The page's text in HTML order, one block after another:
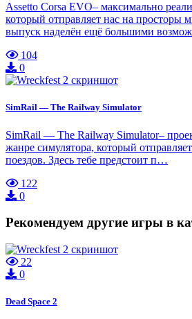
Assetto Corsa EVO– максимально
который отправляет нас на просторы
выпуск наделён ещё большими
104
0
SimRail — The Railway Simulator
SimRail — The Railway Simulator–
жанре симулятора, который
поездов. Здесь тебе предстоит п…
122
0
Рекомендуем другие игры в
22
0
Dead Space 2